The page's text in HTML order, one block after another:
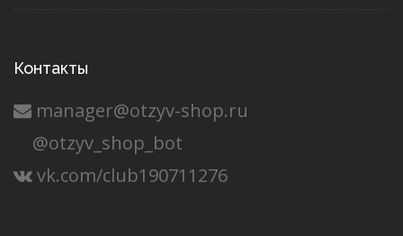
Контакты
manager@otzyv-shop.ru
@otzyv_shop_bot
vk.com/club190711276